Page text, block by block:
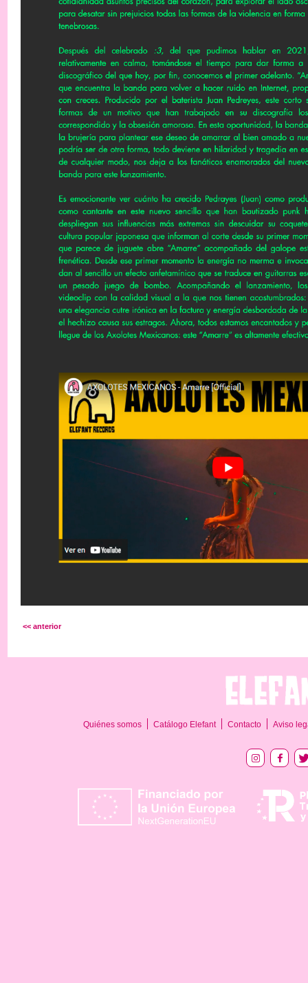
<< anterior
Quiénes somos Catálogo Elefant Contacto Aviso